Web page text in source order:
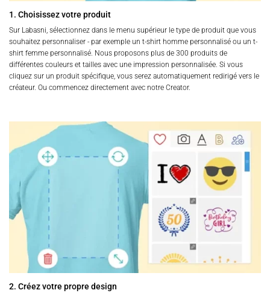
1. Choisissez votre produit
Sur Labasni, sélectionnez dans le menu supérieur le type de produit que vous
souhaitez personnaliser - par exemple un t-shirt homme personnalisé ou un t-
shirt femme personnalisé. Nous proposons plus de 300 produits de
différentes couleurs et tailles avec une impression personnalisée. Si vous
cliquez sur un produit spécifique, vous serez automatiquement redirigé vers le
créateur. Ou commencez directement avec notre Creator.
2. Créez votre propre design